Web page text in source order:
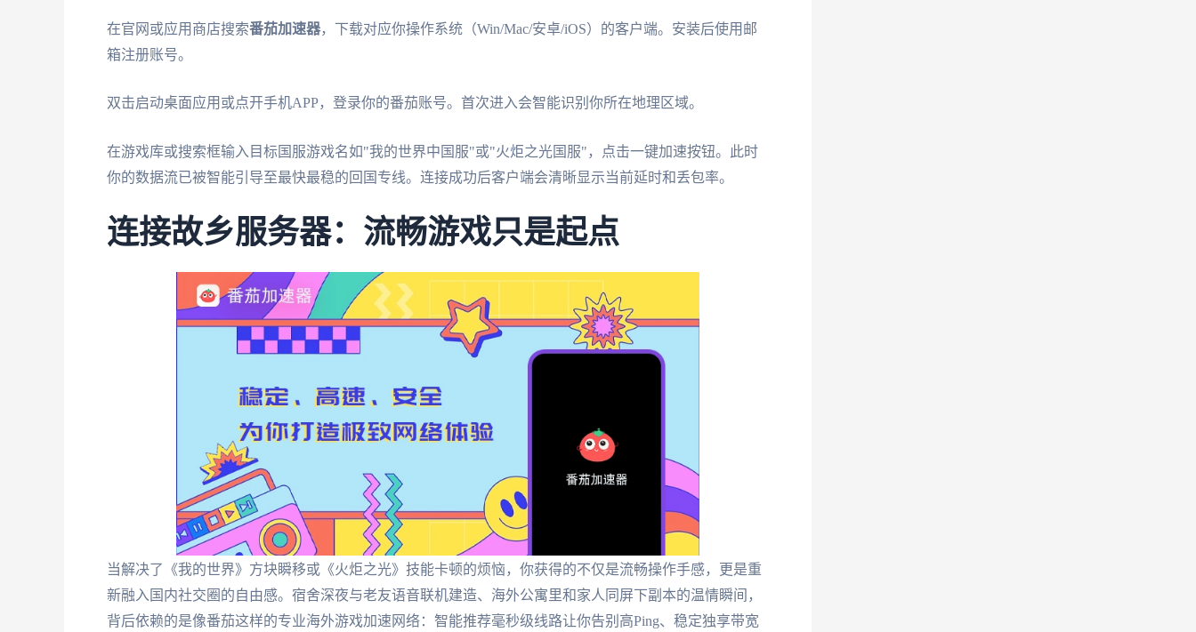
在官网或应用商店搜索番茄加速器，下载对应你操作系统（Win/Mac/安卓/iOS）的客户端。安装后使用邮
箱注册账号。
双击启动桌面应用或点开手机APP，登录你的番茄账号。首次进入会智能识别你所在地理区域。
在游戏库或搜索框输入目标国服游戏名如"我的世界中国服"或"火炬之光国服"，点击一键加速按钮。此时
你的数据流已被智能引导至最快最稳的回国专线。连接成功后客户端会清晰显示当前延时和丢包率。
连接故乡服务器：流畅游戏只是起点
当解决了《我的世界》方块瞬移或《火炬之光》技能卡顿的烦恼，你获得的不仅是流畅操作手感，更是重
新融入国内社交圈的自由感。宿舍深夜与老友语音联机建造、海外公寓里和家人同屏下副本的温情瞬间，
背后依赖的是像番茄这样的专业海外游戏加速网络：智能推荐毫秒级线路让你告别高Ping、稳定独享带宽